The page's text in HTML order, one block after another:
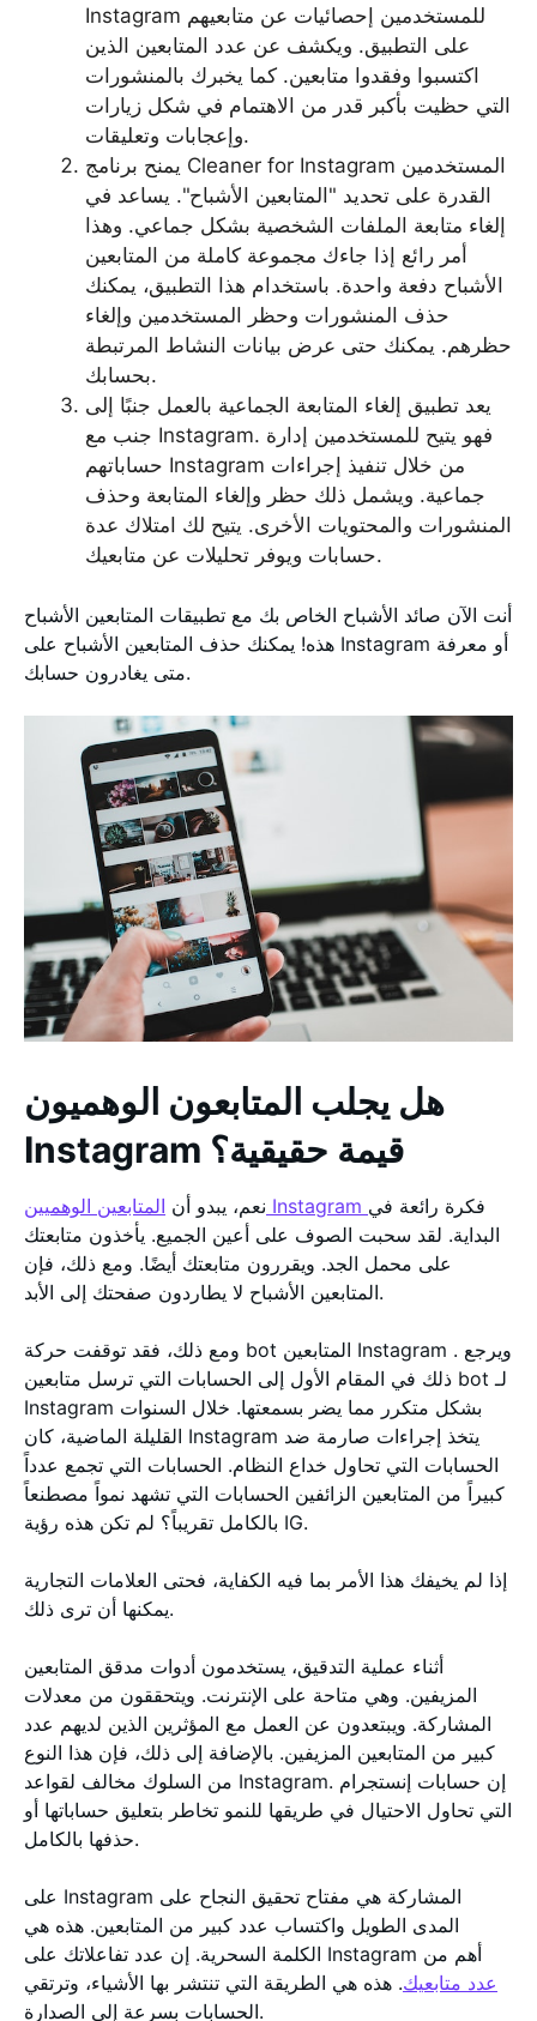
Instagram للمستخدمين إحصائيات عن متابعيهم
على التطبيق. ويكشف عن عدد المتابعين الذين
اكتسبوا وفقدوا متابعين. كما يخبرك بالمنشورات
التي حظيت بأكبر قدر من الاهتمام في شكل زيارات
وإعجابات وتعليقات.
يمنح برنامج Cleaner for Instagram المستخدمين
القدرة على تحديد "المتابعين الأشباح". يساعد في
إلغاء متابعة الملفات الشخصية بشكل جماعي. وهذا
أمر رائع إذا جاءك مجموعة كاملة من المتابعين
الأشباح دفعة واحدة. باستخدام هذا التطبيق، يمكنك
حذف المنشورات وحظر المستخدمين وإلغاء
حظرهم. يمكنك حتى عرض بيانات النشاط المرتبطة
بحسابك.
يعد تطبيق إلغاء المتابعة الجماعية بالعمل جنبًا إلى
جنب مع Instagram. فهو يتيح للمستخدمين إدارة
حساباتهم Instagram من خلال تنفيذ إجراءات
جماعية. ويشمل ذلك حظر وإلغاء المتابعة وحذف
المنشورات والمحتويات الأخرى. يتيح لك امتلاك عدة
حسابات ويوفر تحليلات عن متابعيك.
أنت الآن صائد الأشباح الخاص بك مع تطبيقات المتابعين الأشباح
هذه! يمكنك حذف المتابعين الأشباح على Instagram أو معرفة
متى يغادرون حسابك.
هل يجلب المتابعون الوهميون
Instagram قيمة حقيقية؟
نعم، يبدو أن المتابعين الوهميين Instagram فكرة رائعة في
البداية. لقد سحبت الصوف على أعين الجميع. يأخذون متابعتك
على محمل الجد. ويقررون متابعتك أيضًا. ومع ذلك، فإن
المتابعين الأشباح لا يطاردون صفحتك إلى الأبد.
ومع ذلك، فقد توقفت حركة bot المتابعين Instagram . ويرجع
ذلك في المقام الأول إلى الحسابات التي ترسل متابعين bot لـ
Instagram بشكل متكرر مما يضر بسمعتها. خلال السنوات
القليلة الماضية، كان Instagram يتخذ إجراءات صارمة ضد
الحسابات التي تحاول خداع النظام. الحسابات التي تجمع عدداً
كبيراً من المتابعين الزائفين الحسابات التي تشهد نمواً مصطنعاً
بالكامل تقريباً؟ لم تكن هذه رؤية IG.
إذا لم يخيفك هذا الأمر بما فيه الكفاية، فحتى العلامات التجارية
يمكنها أن ترى ذلك.
أثناء عملية التدقيق، يستخدمون أدوات مدقق المتابعين
المزيفين. وهي متاحة على الإنترنت. ويتحققون من معدلات
المشاركة. ويبتعدون عن العمل مع المؤثرين الذين لديهم عدد
كبير من المتابعين المزيفين. بالإضافة إلى ذلك، فإن هذا النوع
من السلوك مخالف لقواعد Instagram. إن حسابات إنستجرام
التي تحاول الاحتيال في طريقها للنمو تخاطر بتعليق حساباتها أو
حذفها بالكامل.
على Instagram المشاركة هي مفتاح تحقيق النجاح على
المدى الطويل واكتساب عدد كبير من المتابعين. هذه هي
الكلمة السحرية. إن عدد تفاعلاتك على Instagram أهم من
عدد متابعيك. هذه هي الطريقة التي تنتشر بها الأشياء، وترتقي
الحسابات بسرعة إلى الصدارة.